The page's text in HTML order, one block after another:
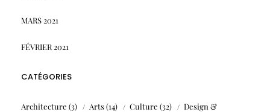
MARS 2021
FÉVRIER 2021
CATÉGORIES
Architecture (3) Arts(14) Culture (32)
Design &